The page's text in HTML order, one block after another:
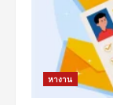
หางาน